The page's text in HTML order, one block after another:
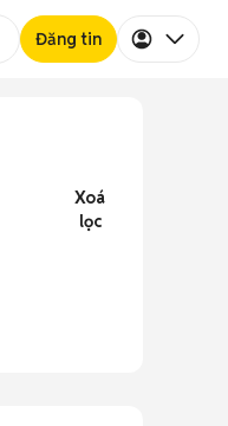
Đăng tin
Xoá
lọc